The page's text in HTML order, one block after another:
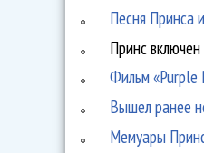
Песня Принса
Принс
Фильм «Purple
Вышел ранее
Мемуары